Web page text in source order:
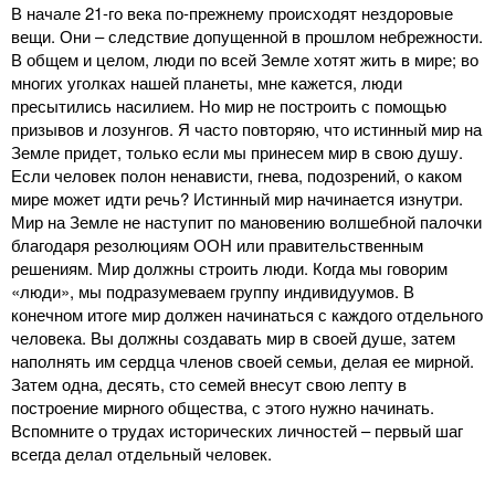
В начале 21-го века по-прежнему происходят нездоровые
вещи. Они – следствие допущенной в прошлом небрежности.
В общем и целом, люди по всей Земле хотят жить в мире; во
многих уголках нашей планеты, мне кажется, люди
пресытились насилием. Но мир не построить с помощью
призывов и лозунгов. Я часто повторяю, что истинный мир на
Земле придет, только если мы принесем мир в свою душу.
Если человек полон ненависти, гнева, подозрений, о каком
мире может идти речь? Истинный мир начинается изнутри.
Мир на Земле не наступит по мановению волшебной палочки
благодаря резолюциям ООН или правительственным
решениям. Мир должны строить люди. Когда мы говорим
«люди», мы подразумеваем группу индивидуумов. В
конечном итоге мир должен начинаться с каждого отдельного
человека. Вы должны создавать мир в своей душе, затем
наполнять им сердца членов своей семьи, делая ее мирной.
Затем одна, десять, сто семей внесут свою лепту в
построение мирного общества, с этого нужно начинать.
Вспомните о трудах исторических личностей – первый шаг
всегда делал отдельный человек.